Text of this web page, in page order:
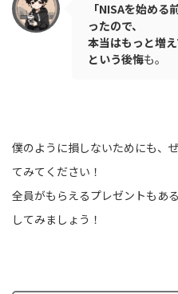
「NISAを始め
ったので、
本当はもっと増
という後悔も。
僕のように損しないためにも、
てみてください！
全員がもらえるプレゼントもあ
してみましょう！